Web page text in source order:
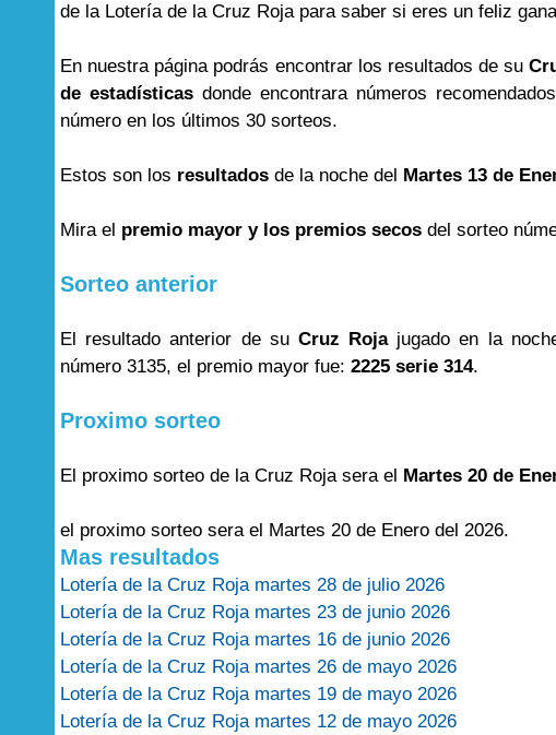
de la Lotería de la Cruz Roja para saber si eres un feliz
En nuestra página podrás encontrar los resultados de su
de estadísticas donde encontrara números
número en los últimos 30 sorteos.
Estos son los resultados de la noche del Martes 13 de
Mira el premio mayor y los premios secos del sorteo
Sorteo anterior
El resultado anterior de su Cruz Rojajugado en la
número 3135, el premio mayor fue: 2225 serie 314.
Proximo sorteo
El proximo sorteo de la Cruz Roja sera el Martes 20 de
el proximo sorteo sera el Martes 20 de Enero del 2026.
Mas resultados
Lotería de la Cruz Roja martes 28 de julio 2026
Lotería de la Cruz Roja martes 23 de junio 2026
Lotería de la Cruz Roja martes 16 de junio 2026
Lotería de la Cruz Roja martes 26 de mayo 2026
Lotería de la Cruz Roja martes 19 de mayo 2026
Lotería de la Cruz Roja martes 12 de mayo 2026